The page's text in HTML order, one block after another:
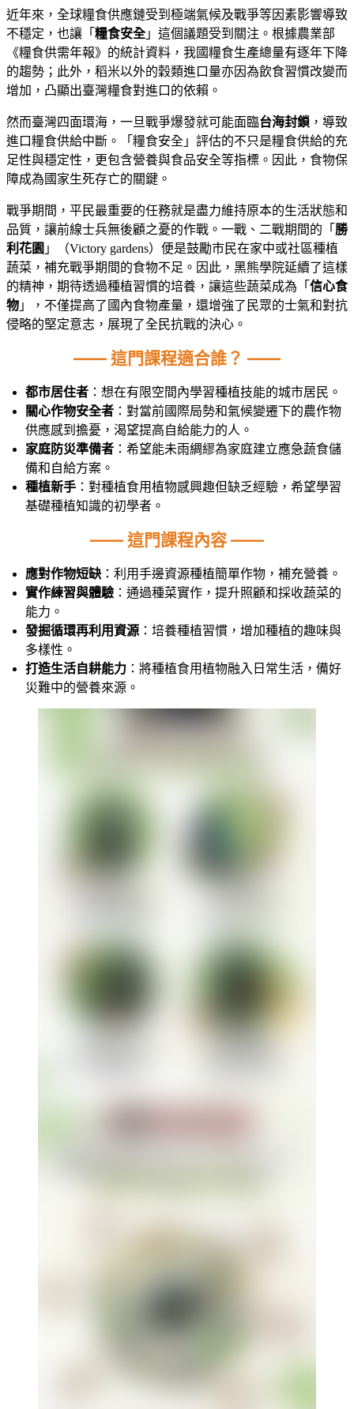
近年來，全球糧食供應鏈受到極端氣候及戰爭等因素影響導致
不穩定，也讓「 糧食安全」這個議題受到關注。根據農業部
《糧食供需年報》的統計資料，我國糧食生產總量有逐年下降
的趨勢；此外，稻米以外的穀類進口量亦因為飲食習慣改變而
增加，凸顯出臺灣糧食對進口的依賴。
然而臺灣四面環海，一旦戰爭爆發就可能面臨台海封鎖 ，導致
進口糧食供給中斷。「糧食安全」評估的不只是糧食供給的充
足性與穩定性，更包含營養與食品安全等指標。因此，食物保
障成為國家生死存亡的關鍵。
戰爭期間，平民最重要的任務就是盡力維持原本的生活狀態和
品質，讓前線士兵無後顧之憂的作戰。一戰、二戰期間的「 勝
利花園 」（Victory gardens）便是鼓勵市民在家中或社區種植
蔬菜，補充戰爭期間的食物不足。因此，黑熊學院延續了這樣
的精神，期待透過種植習慣的培養，讓這些蔬菜成為「 信心食
物 」，不僅提高了國內食物產量，還增強了民眾的士氣和對抗
侵略的堅定意志，展現了全民抗戰的決心。
—— 這門課程適合誰？ ——
都市居住者 ：想在有限空間內學習種植技能的城市居民。
關心作物安全者 ：對當前國際局勢和氣候變遷下的農作物
供應感到擔憂，渴望提高自給能力的人。
家庭防災準備者 ：希望能未雨綢繆為家庭建立應急蔬食儲
備和自給方案。
種植新手 ：對種植食用植物感興趣但缺乏經驗，希望學習
基礎種植知識的初學者。
—— 這門課程內容 ——
應對作物短缺 ：利用手邊資源種植簡單作物，補充營養。
實作練習與體驗 ：通過種菜實作，提升照顧和採收蔬菜的
能力。
發掘循環再利用資源 ：培養種植習慣，增加種植的趣味與
多樣性。
打造生活自耕能力 ：將種植食用植物融入日常生活，備好
災難中的營養來源。